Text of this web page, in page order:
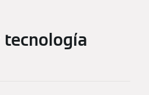
tecnología